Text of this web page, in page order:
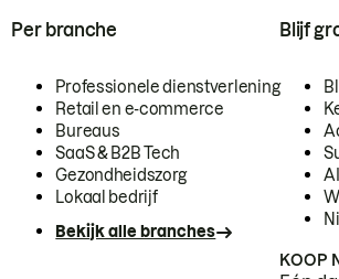
Per branche
Professionele dienstverlening
Retail en e-commerce
Bureaus
SaaS & B2B Tech
Gezondheidszorg
Lokaal bedrijf
Bekijk alle branches
Blijf
KOOP